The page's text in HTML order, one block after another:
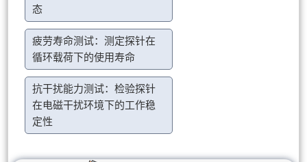
态
疲劳寿命测试：测定探针在
循环载荷下的使用寿命
抗干扰能力测试：检验探针
在电磁干扰环境下的工作稳
定性